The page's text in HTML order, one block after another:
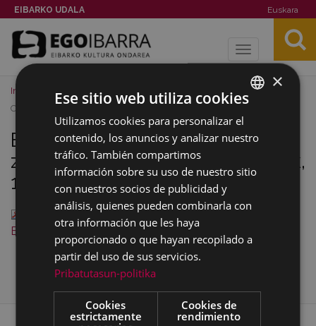
EIBARKO UDALA Euskara
Toggle
Inicio Archivos
Eibarko San Andres Kontzeju zaharraren
Ordenantza zaharrak, 1501
Eibarko San Andres Kontzeju
zaharraren Ordenantza zaharrak,
1501
1501eko Ordenantza zaharrak_Ordenanzas 1501 de
Eibar .pdf — Documento PDF, 2.42 MB (2534222 bytes)
BASQUE
SPANISH
×
Ese sitio web utiliza cookies
Utilizamos cookies para personalizar el
contenido, los anuncios y analizar nuestro
tráfico. También compartimos
información sobre su uso de nuestro sitio
con nuestros socios de publicidad y
análisis, quienes pueden combinarla con
otra información que les haya
proporcionado o que hayan recopilado a
partir del uso de sus servicios.
Pribatutasun-politika
Cookies
estrictamente
Cookies de
rendimiento